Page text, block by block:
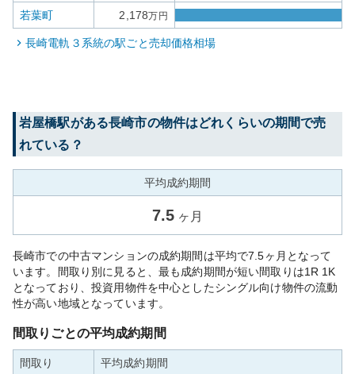
若葉町 2,178万円
長崎電軌３系統の駅ごと売却価格相場
岩屋橋駅がある長崎市の物件はどれくらいの期間で売
れている？
平均成約期間
7.5 ヶ月
長崎市での中古マンションの成約期間は平均で7.5ヶ月となって
います。間取り別に見ると、最も成約期間が短い間取りは1R 1K
となっており、投資用物件を中心としたシングル向け物件の流動
性が高い地域となっています。
間取りごとの平均成約期間
間取り 平均成約期間